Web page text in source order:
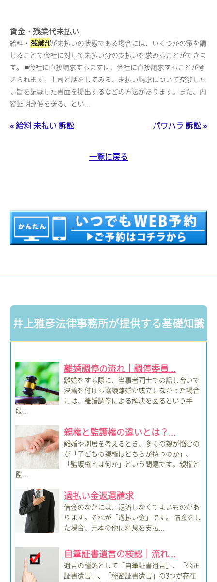
賃金・残業代未払い
給料・ 残業代が未払いの状態である場合には、いくつかの策を講
じることで会社に対して未払い分の支払いを求めることができま
す。 ■会社に直接請求するまずは、会社に直接請求することが考
えられます。上司と話をしてみる、未払い請求について交渉した
い旨を記載した書面を提出するなどの方法があります。また、内
容証明郵便を送る、とい...
« 給料 未払い 訴訟 パワハラ 訴訟 »
一覧に戻る
井上雅彦法律事務所が提供する基礎知識
離婚調停の流れ｜調停委員...
離婚をする際に、当事者同士での話し合いで
決着を付ける協議離婚が成立しなかった場合
には、離婚調停による解決を図るという手
段...
親権と監護権の違いとは？...
離婚や別居を考えるとき、多くの親が悩むの
が「子どもの親権はどちらが持つのか」、
「監護権とは何か」という問題です。親権と
監...
過払い金返還請求
借金のなかには、返済しなくてよいものがあ
ります。それが「過払い金」です。 借金をし
た場合、元本の他に利息を支払...
自筆証書遺言の検認｜流れ...
遺言の種類として「自筆証書遺言」、「公正
証書遺言」、「秘密証書遺言」の3つが存在